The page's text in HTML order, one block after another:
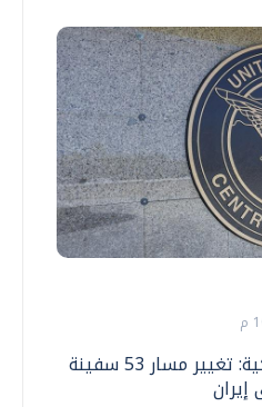
القيادة المركزية الأمريكية: تغيير مسار 53 سفينة